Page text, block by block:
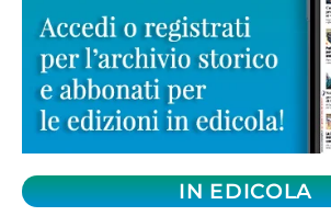
IN EDICOLA